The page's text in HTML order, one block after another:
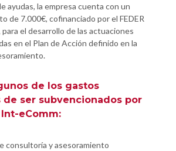
ayudas, la empresa cuenta con un
de 7.000€, cofinanciado por el FEDER
para el desarrollo de las actuaciones
en el Plan de Acción definido en la
de los gastos
de ser subvencionados por
eComm:
consultoría y asesoramiento